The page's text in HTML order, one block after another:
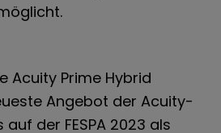
Acuity Prime Hybrid
Angebot der Acuity-
der FESPA 2023 als